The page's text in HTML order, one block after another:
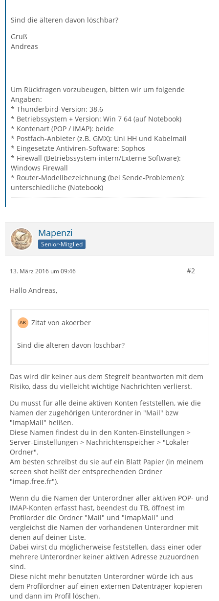
Sind die älteren davon löschbar?
Gruß
Andreas
Um Rückfragen vorzubeugen, bitten wir um folgende
Angaben:
* Thunderbird-Version: 38.6
* Betriebssystem + Version: Win 7 64 (auf Notebook)
* Kontenart (POP / IMAP): beide
* Postfach-Anbieter (z.B. GMX): Uni HH und Kabelmail
* Eingesetzte Antiviren-Software: Sophos
* Firewall (Betriebssystem-intern/Externe Software):
Windows Firewall
* Router-Modellbezeichnung (bei Sende-Problemen):
unterschiedliche (Notebook)
Mapenzi
Senior-Mitglied
13. März 2016 um 09:46 #2
Hallo Andreas,
Zitat von akoerber
Sind die älteren davon löschbar?
Das wird dir keiner aus dem Stegreif beantworten mit dem
Risiko, dass du vielleicht wichtige Nachrichten verlierst.
Du musst für alle deine aktiven Konten feststellen, wie die
Namen der zugehörigen Unterordner in "Mail" bzw
"ImapMail" heißen.
Diese Namen findest du in den Konten-Einstellungen >
Server-Einstellungen > Nachrichtenspeicher > "Lokaler
Ordner".
Am besten schreibst du sie auf ein Blatt Papier (in meinem
screen shot heißt der entsprechenden Ordner
"imap.free.fr").
Wenn du die Namen der Unterordner aller aktiven POP- und
IMAP-Konten erfasst hast, beendest du TB, öffnest im
Profilorder die Ordner "Mail" und "ImapMail" und
vergleichst die Namen der vorhandenen Unterordner mit
denen auf deiner Liste.
Dabei wirst du möglicherweise feststellen, dass einer oder
mehrere Unterordner keiner aktiven Adresse zuzuordnen
sind.
Diese nicht mehr benutzten Unterordner würde ich aus
dem Profilordner auf einen externen Datenträger kopieren
und dann im Profil löschen.